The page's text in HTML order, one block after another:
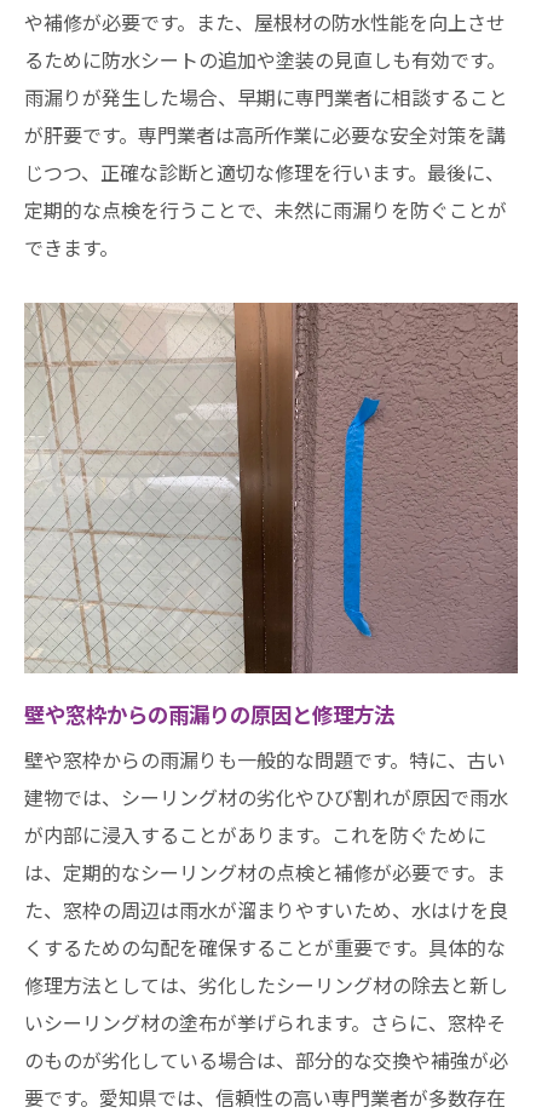
や補修が必要です。また、屋根材の防水性能を向上させ
るために防水シートの追加や塗装の見直しも有効です。
雨漏りが発生した場合、早期に専門業者に相談すること
が肝要です。専門業者は高所作業に必要な安全対策を講
じつつ、正確な診断と適切な修理を行います。最後に、
定期的な点検を行うことで、未然に雨漏りを防ぐことが
できます。
壁や窓枠からの雨漏りの原因と修理方法
壁や窓枠からの雨漏りも一般的な問題です。特に、古い
建物では、シーリング材の劣化やひび割れが原因で雨水
が内部に浸入することがあります。これを防ぐために
は、定期的なシーリング材の点検と補修が必要です。ま
た、窓枠の周辺は雨水が溜まりやすいため、水はけを良
くするための勾配を確保することが重要です。具体的な
修理方法としては、劣化したシーリング材の除去と新し
いシーリング材の塗布が挙げられます。さらに、窓枠そ
のものが劣化している場合は、部分的な交換や補強が必
要です。愛知県では、信頼性の高い専門業者が多数存在